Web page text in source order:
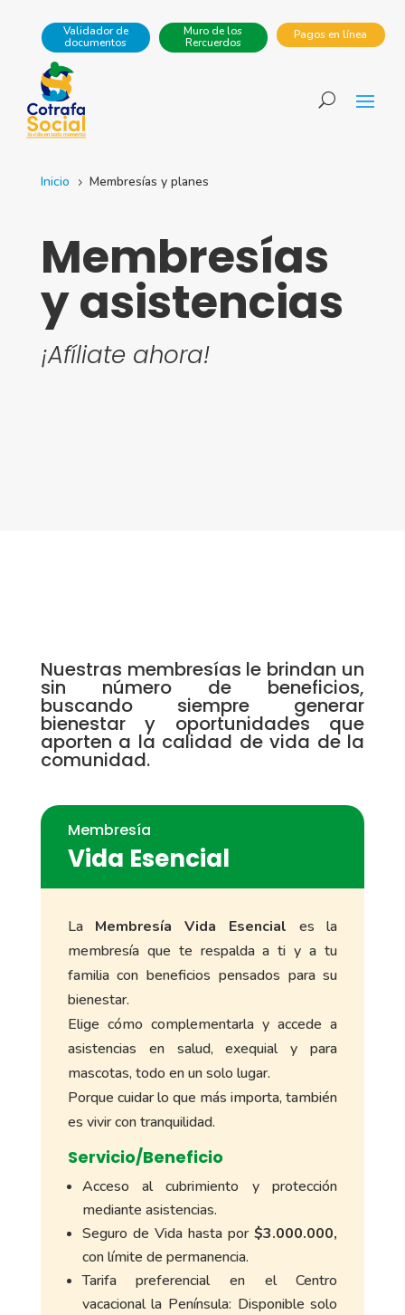
Pagos en línea
Muro de los
Rercuerdos
Validador de
documentos
Inicio 5 Membresías y planes
Membresías
y asistencias
¡Afíliate ahora!
Nuestras membresías le brindan un
sin número de beneficios,
buscando siempre generar
bienestar y oportunidades que
aporten a la calidad de vida de la
comunidad.
Membresía
Vida Esencial
La Membresía Vida Esencial es la
membresía que te respalda a ti y a tu
familia con beneficios pensados para su
bienestar.
Elige cómo complementarla y accede a
asistencias en salud, exequial y para
mascotas, todo en un solo lugar.
Porque cuidar lo que más importa, también
es vivir con tranquilidad.
Servicio/Beneficio
Acceso al cubrimiento y protección
mediante asistencias.
Seguro de Vida hasta por$3.000.000,
con límite de permanencia.
Tarifa preferencial en el Centro
vacacional la Península: Disponible solo